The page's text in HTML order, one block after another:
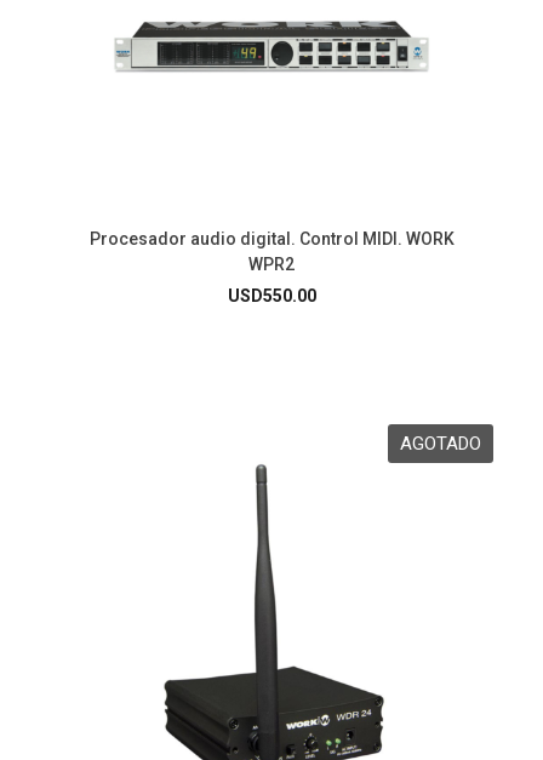
Procesador audio digital. Control MIDI. WORK
WPR2
USD550.00